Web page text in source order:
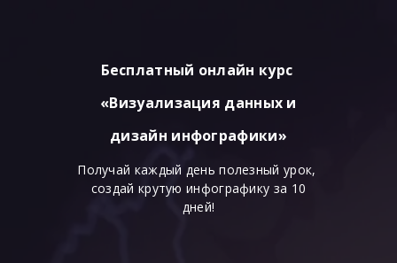
Бесплатный онлайн курс
«Визуализация данных и
дизайн инфографики»
Получай каждый день полезный урок,
создай крутую инфографику за 10
дней!